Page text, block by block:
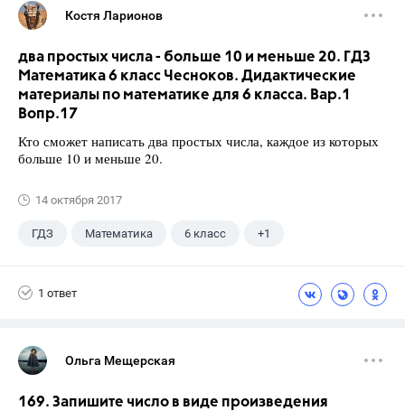
Костя Ларионов
два простых числа - больше 10 и меньше 20. ГДЗ
Математика 6 класс Чесноков. Дидактические
материалы по математике для 6 класса. Вар.1
Вопр.17
Кто сможет написать два простых числа, каждое из которых
больше 10 и меньше 20.
14 октября 2017
ГДЗ Математика 6 класс +1
1 ответ
Ольга Мещерская
169. Запишите число в виде произведения